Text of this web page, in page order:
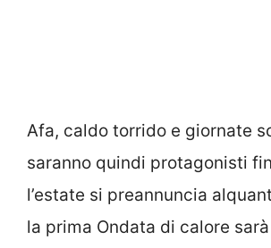
Afa, caldo torrido e giornate
saranno quindi protagonisti
l’estate si preannuncia
la prima Ondata di calore